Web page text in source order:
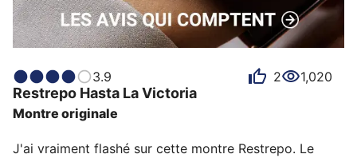
3.9 2 1,020
Restrepo Hasta La Victoria
Montre originale
J'ai vraiment flashé sur cette montre Restrepo. Le